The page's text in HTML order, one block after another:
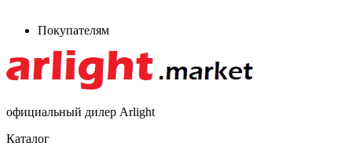
Покупателям
официальный дилер Arlight
Каталог